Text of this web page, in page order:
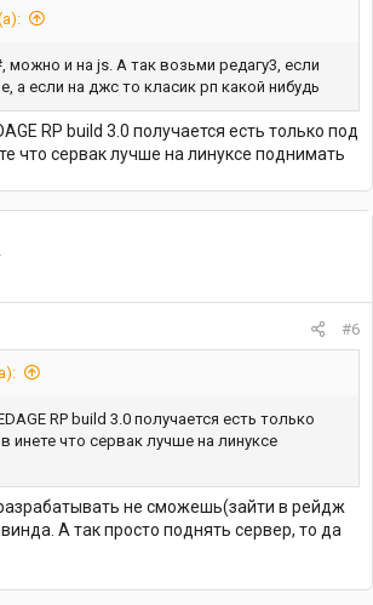
можно и на js. А так возьми редагу3, если
а если на джс то класик рп какой нибудь
RP build 3.0 получается есть только под
что сервак лучше на линуксе поднимать
#6
RP build 3.0 получается есть только
инете что сервак лучше на линуксе
не сможешь(зайти в рейдж
А так просто поднять сервер, то да